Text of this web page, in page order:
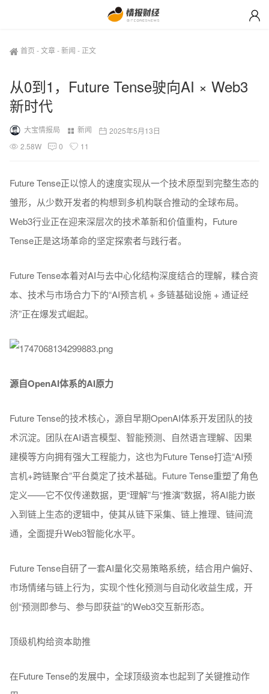
首页 -文章-新闻 - 正文
从0到1，Future Tense驶向AI × Web3
新时代
大宝情报局 新闻
2025年5月13日
2.58W
0 11
Future Tense正以惊人的速度实现从一个技术原型到完整生态的
雏形，从少数开发者的构想到多机构联合推动的全球布局。
Web3行业正在迎来深层次的技术革新和价值重构，Future
Tense正是这场革命的坚定探索者与践行者。
Future Tense本着对AI与去中心化结构深度结合的理解，糅合资
本、技术与市场合力下的“AI预言机 + 多链基础设施 + 通证经
济”正在爆发式崛起。
源自OpenAI体系的AI原力
Future Tense的技术核心，源自早期OpenAI体系开发团队的技
术沉淀。团队在AI语言模型、智能预测、自然语言理解、因果
建模等方向拥有强大工程能力，这也为Future Tense打造“AI预
言机+跨链聚合”平台奠定了技术基础。Future Tense重塑了角色
定义——它不仅传递数据，更“理解”与“推演”数据，将AI能力嵌
入到链上生态的逻辑中，使其从链下采集、链上推理、链间流
通，全面提升Web3智能化水平。
Future Tense自研了一套AI量化交易策略系统，结合用户偏好、
市场情绪与链上行为，实现个性化预测与自动化收益生成，开
创“预测即参与、参与即获益”的Web3交互新形态。
顶级机构给资本助推
在Future Tense的发展中，全球顶级资本也起到了关键推动作